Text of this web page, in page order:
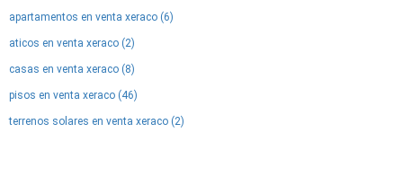
apartamentos en venta xeraco (6)
aticos en venta xeraco (2)
casas en venta xeraco (8)
pisos en venta xeraco (46)
terrenos solares en venta xeraco (2)